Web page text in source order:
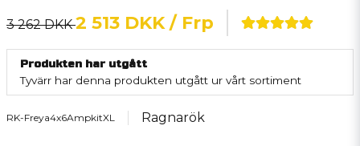
3 262 DKK2 513 DKK / Frp
Produkten har utgått
Tyvärr har denna produkten utgått ur vårt sortiment
RK-Freya4x6AmpkitXL Ragnarök